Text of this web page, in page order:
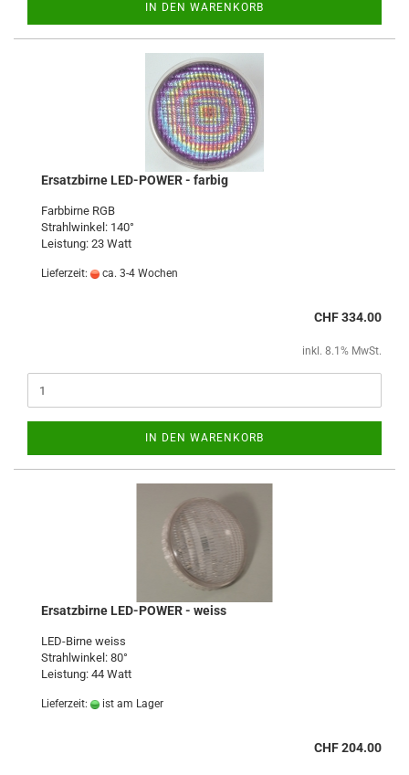
IN DEN WARENKORB
Ersatzbirne LED-POWER - farbig
Farbbirne RGB
Strahlwinkel: 140°
Leistung: 23 Watt
Lieferzeit: ca. 3-4 Wochen
CHF 334.00
inkl. 8.1% MwSt.
IN DEN WARENKORB
Ersatzbirne LED-POWER - weiss
LED-Birne weiss
Strahlwinkel: 80°
Leistung: 44 Watt
Lieferzeit: ist am Lager
CHF 204.00